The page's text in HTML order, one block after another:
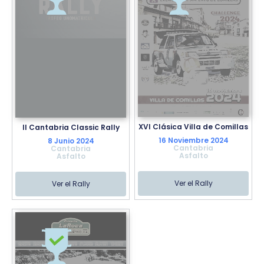
II Cantabria Classic Rally
8 Junio 2024
Cantabria
Asfalto
Ver el Rally
XVI Clásica Villa de Comillas
16 Noviembre 2024
Cantabria
Asfalto
Ver el Rally